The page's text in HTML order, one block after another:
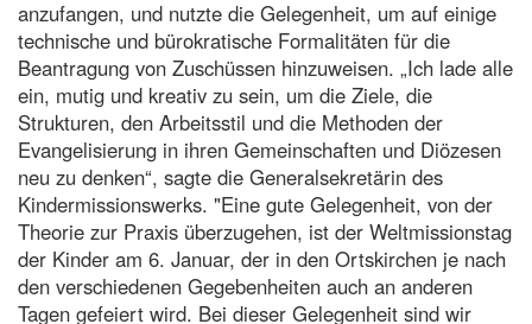
anzufangen, und nutzte die Gelegenheit, um auf einige
technische und bürokratische Formalitäten für die
Beantragung von Zuschüssen hinzuweisen. „Ich lade alle
ein, mutig und kreativ zu sein, um die Ziele, die
Strukturen, den Arbeitsstil und die Methoden der
Evangelisierung in ihren Gemeinschaften und Diözesen
neu zu denken“, sagte die Generalsekretärin des
Kindermissionswerks. "Eine gute Gelegenheit, von der
Theorie zur Praxis überzugehen, ist der Weltmissionstag
der Kinder am 6. Januar, der in den Ortskirchen je nach
den verschiedenen Gegebenheiten auch an anderen
Tagen gefeiert wird. Bei dieser Gelegenheit sind wir